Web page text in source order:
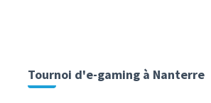
Tournoi d'e-gaming à Nanterre